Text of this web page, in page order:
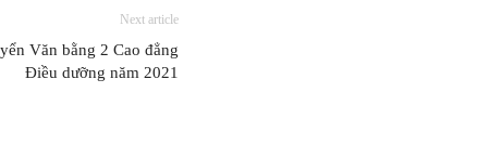
Next article
Văn bằng 2 Cao đẳng
Điều dưỡng năm 2021